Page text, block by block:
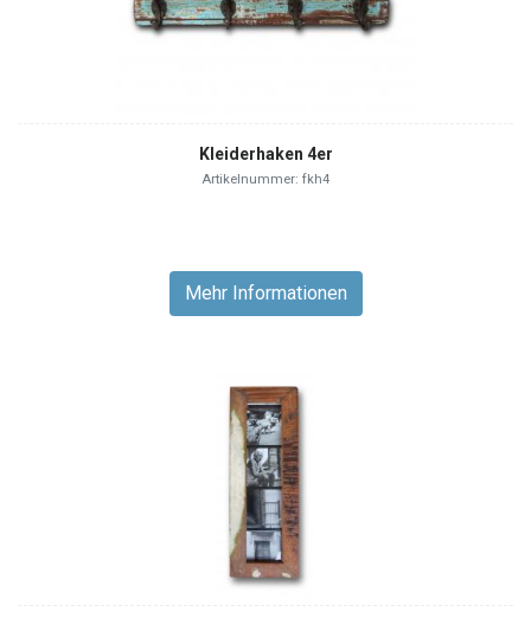
Kleiderhaken 4er
Artikelnummer: fkh4
Mehr Informationen